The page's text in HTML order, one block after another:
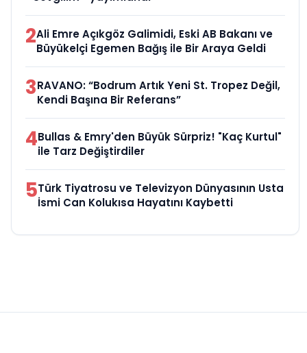
2Ali Emre Açıkgöz Galimidi, Eski AB Bakanı ve
Büyükelçi Egemen Bağış ile Bir Araya Geldi
3RAVANO: “Bodrum Artık Yeni St. Tropez Değil,
Kendi Başına Bir Referans”
4Bullas & Emry'den Büyük Sürpriz! "Kaç Kurtul"
ile Tarz Değiştirdiler
5Türk Tiyatrosu ve Televizyon Dünyasının Usta
İsmi Can Kolukısa Hayatını Kaybetti